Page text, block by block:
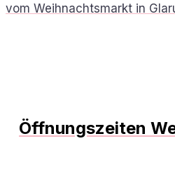
vom Weihnachtsmarkt in
Öffnungszeiten